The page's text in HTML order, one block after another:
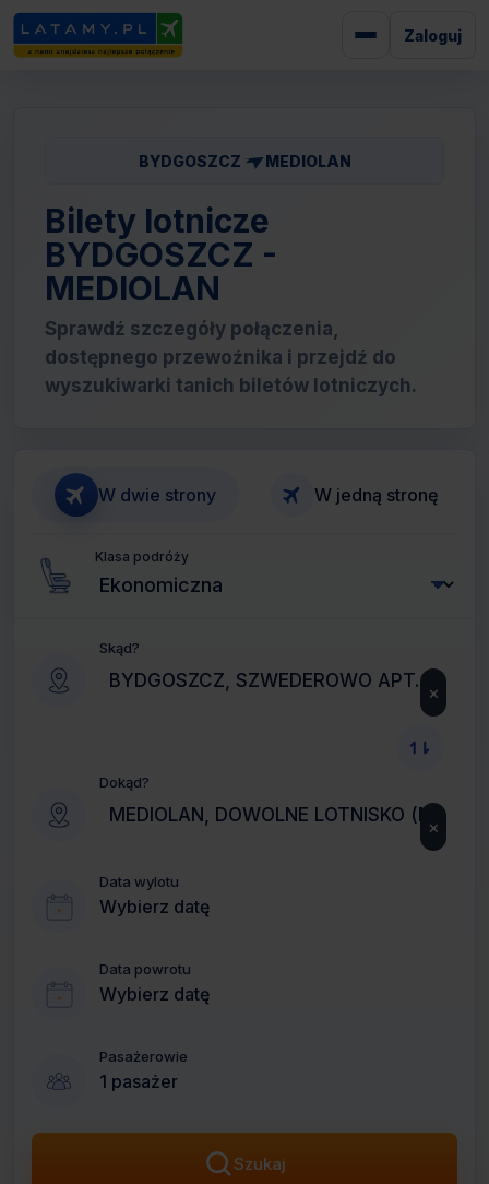
Zaloguj
BYDGOSZCZ MEDIOLAN
Bilety lotnicze
BYDGOSZCZ -
MEDIOLAN
Sprawdź szczegóły połączenia,
dostępnego przewoźnika i przejdź do
wyszukiwarki tanich biletów lotniczych.
W dwie strony W jedną stronę
Klasa podróży
Skąd?
×
Dokąd?
×
Data wylotu
Wybierz datę
Data powrotu
Wybierz datę
Pasażerowie
1 pasażer
Szukaj